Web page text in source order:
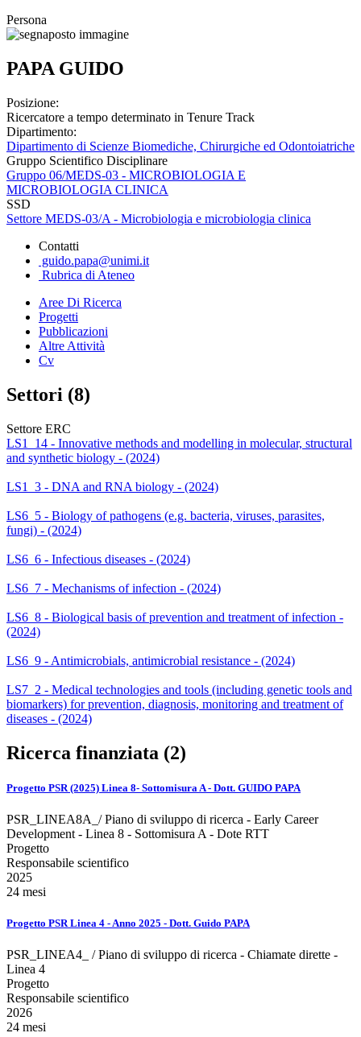
Persona
PAPA GUIDO
Posizione:
Ricercatore a tempo determinato in Tenure Track
Dipartimento:
Dipartimento di Scienze Biomediche, Chirurgiche ed Odontoiatriche
Gruppo Scientifico Disciplinare
Gruppo 06/MEDS-03 - MICROBIOLOGIA E
MICROBIOLOGIA CLINICA
SSD
Settore MEDS-03/A - Microbiologia e microbiologia clinica
Contatti
guido.papa@unimi.it
Rubrica di Ateneo
Aree Di Ricerca
Progetti
Pubblicazioni
Altre Attività
Cv
Settori (8)
Settore ERC
LS1_14 - Innovative methods and modelling in molecular, structural
and synthetic biology - (2024)
LS1_3 - DNA and RNA biology - (2024)
LS6_5 - Biology of pathogens (e.g. bacteria, viruses, parasites,
fungi) - (2024)
LS6_6 - Infectious diseases - (2024)
LS6_7 - Mechanisms of infection - (2024)
LS6_8 - Biological basis of prevention and treatment of infection -
(2024)
LS6_9 - Antimicrobials, antimicrobial resistance - (2024)
LS7_2 - Medical technologies and tools (including genetic tools and
biomarkers) for prevention, diagnosis, monitoring and treatment of
diseases - (2024)
Ricerca finanziata (2)
Progetto PSR (2025) Linea 8- Sottomisura A - Dott. GUIDO PAPA
PSR_LINEA8A_/ Piano di sviluppo di ricerca - Early Career
Development - Linea 8 - Sottomisura A - Dote RTT
Progetto
Responsabile scientifico
2025
24 mesi
Progetto PSR Linea 4 - Anno 2025 - Dott. Guido PAPA
PSR_LINEA4_ / Piano di sviluppo di ricerca - Chiamate dirette -
Linea 4
Progetto
Responsabile scientifico
2026
24 mesi